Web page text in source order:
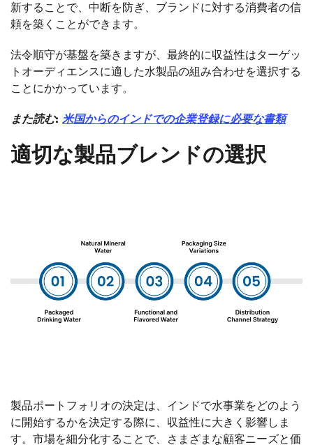
新することで、中断を防ぎ、ブランドに対する消費者の信
頼を築くことができます。
法令順守が基盤を築きますが、最終的に収益性はターゲッ
トオーディエンスに適した水製品の組み合わせを選択する
ことにかかっています。
また読む: 米国からのインドでの企業登録に必要な書類
適切な製品ブレンドの選択
製品ポートフォリオの決定は、インドで水事業をどのよう
に開始するかを決定する際に、収益性に大きく影響しま
す。市場を細分化することで、さまざまな顧客ニーズと価